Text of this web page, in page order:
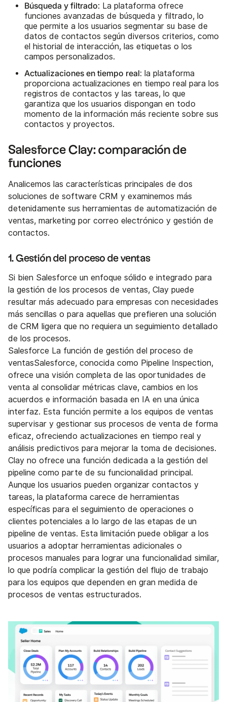
Búsqueda y filtrado: La plataforma ofrece
funciones avanzadas de búsqueda y filtrado, lo
que permite a los usuarios segmentar su base de
datos de contactos según diversos criterios, como
el historial de interacción, las etiquetas o los
campos personalizados.
Actualizaciones en tiempo real: la plataforma
proporciona actualizaciones en tiempo real para los
registros de contactos y las tareas, lo que
garantiza que los usuarios dispongan en todo
momento de la información más reciente sobre sus
contactos y proyectos.
Salesforce Clay: comparación de
funciones
Analicemos las características principales de dos
soluciones de software CRM y examinemos más
detenidamente sus herramientas de automatización de
ventas, marketing por correo electrónico y gestión de
contactos.
1. Gestión del proceso de ventas
Si bien Salesforce un enfoque sólido e integrado para
la gestión de los procesos de ventas, Clay puede
resultar más adecuado para empresas con necesidades
más sencillas o para aquellas que prefieren una solución
de CRM ligera que no requiera un seguimiento detallado
de los procesos.
Salesforce La función de gestión del proceso de
ventasSalesforce, conocida como Pipeline Inspection,
ofrece una visión completa de las oportunidades de
venta al consolidar métricas clave, cambios en los
acuerdos e información basada en IA en una única
interfaz. Esta función permite a los equipos de ventas
supervisar y gestionar sus procesos de venta de forma
eficaz, ofreciendo actualizaciones en tiempo real y
análisis predictivos para mejorar la toma de decisiones.
Clay no ofrece una función dedicada a la gestión del
pipeline como parte de su funcionalidad principal.
Aunque los usuarios pueden organizar contactos y
tareas, la plataforma carece de herramientas
específicas para el seguimiento de operaciones o
clientes potenciales a lo largo de las etapas de un
pipeline de ventas. Esta limitación puede obligar a los
usuarios a adoptar herramientas adicionales o
procesos manuales para lograr una funcionalidad similar,
lo que podría complicar la gestión del flujo de trabajo
para los equipos que dependen en gran medida de
procesos de ventas estructurados.